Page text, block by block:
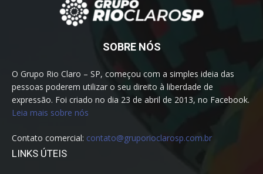
SOBRE NÓS
O Grupo Rio Claro – SP, começou com a simples ideia das
pessoas poderem utilizar o seu direito à liberdade de
expressão. Foi criado no dia 23 de abril de 2013, no Facebook.
Leia mais sobre nós
Contato comercial: contato@gruporioclarosp.com.br
LINKS ÚTEIS